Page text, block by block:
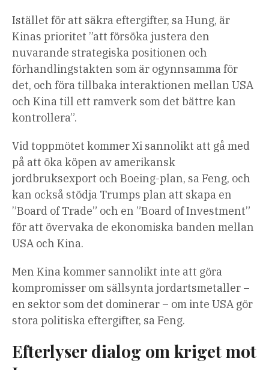
Istället för att säkra eftergifter, sa Hung, är
Kinas prioritet ”att försöka justera den
nuvarande strategiska positionen och
förhandlingstakten som är ogynnsamma för
det, och föra tillbaka interaktionen mellan USA
och Kina till ett ramverk som det bättre kan
kontrollera”.
Vid toppmötet kommer Xi sannolikt att gå med
på att öka köpen av amerikansk
jordbruksexport och Boeing-plan, sa Feng, och
kan också stödja Trumps plan att skapa en
”Board of Trade” och en ”Board of Investment”
för att övervaka de ekonomiska banden mellan
USA och Kina.
Men Kina kommer sannolikt inte att göra
kompromisser om sällsynta jordartsmetaller –
en sektor som det dominerar – om inte USA gör
stora politiska eftergifter, sa Feng.
Efterlyser dialog om kriget mot